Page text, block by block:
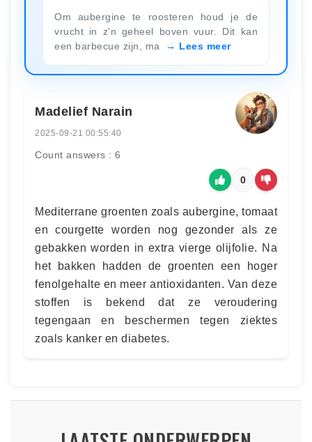
Om aubergine te roosteren houd je de
vrucht in z'n geheel boven vuur. Dit kan
een barbecue zijn, ma
Lees meer
Madelief Narain
2025-09-21 00:55:40
Count answers : 6
0
Mediterrane groenten zoals aubergine, tomaat
en courgette worden nog gezonder als ze
gebakken worden in extra vierge olijfolie. Na
het bakken hadden de groenten een hoger
fenolgehalte en meer antioxidanten. Van deze
stoffen is bekend dat ze veroudering
tegengaan en beschermen tegen ziektes
zoals kanker en diabetes.